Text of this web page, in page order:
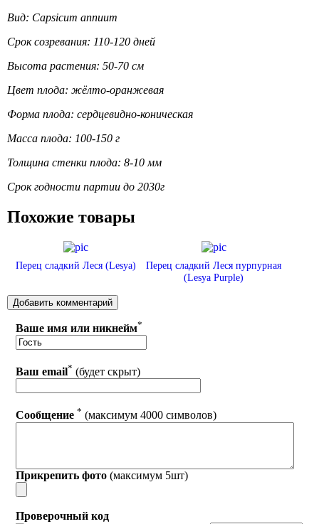
Вид: Capsicum annuum
Срок созревания: 110-120 дней
Высота растения: 50-70 см
Цвет плода: жёлто-оранжевая
Форма плода: сердцевидно-коническая
Масса плода: 100-150 г
Толщина стенки плода: 8-10 мм
Срок годности партии до 2030г
Похожие товары
Перец сладкий Леся (Lesya)
Перец сладкий Леся пурпурная
(Lesya Purple)
Ваше имя или никнейм*
Ваш email* (будет скрыт)
Сообщение * (максимум 4000 символов)
Прикрепить фото (максимум 5шт)
Проверочный код